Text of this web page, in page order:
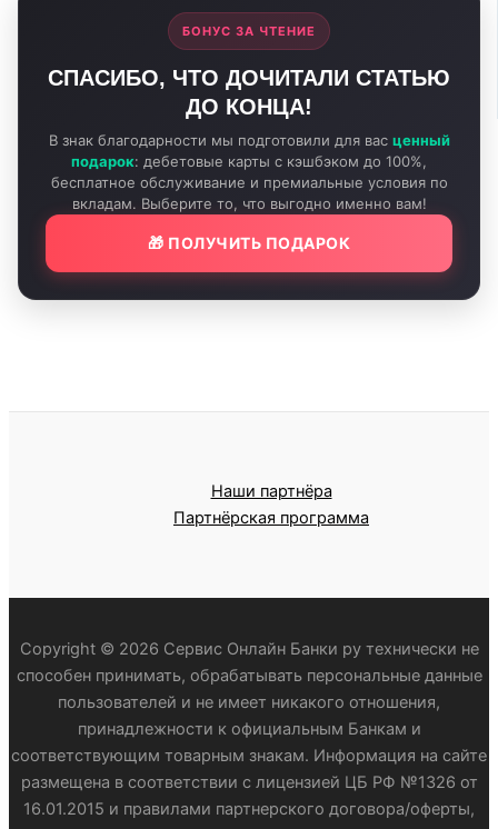
БОНУС ЗА ЧТЕНИЕ
СПАСИБО, ЧТО ДОЧИТАЛИ СТАТЬЮ
ДО КОНЦА!
В знак благодарности мы подготовили для вас ценный
подарок: дебетовые карты с кэшбэком до 100%,
бесплатное обслуживание и премиальные условия по
вкладам. Выберите то, что выгодно именно вам!
🎁 ПОЛУЧИТЬ ПОДАРОК
Наши партнёра
Партнёрская программа
Copyright © 2026 Сервис Онлайн Банки ру технически не
способен принимать, обрабатывать персональные данные
пользователей и не имеет никакого отношения,
принадлежности к официальным Банкам и
соответствующим товарным знакам. Информация на сайте
размещена в соответствии с лицензией ЦБ РФ №1326 от
16.01.2015 и правилами партнерского договора/оферты,